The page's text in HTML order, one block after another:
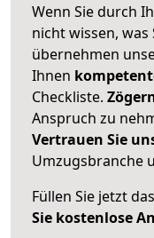
Wenn Sie durch
nicht wissen,
übernehmen
Ihnen
Checkliste.
Anspruch zu
Vertrauen Sie
Umzugsbranche
Füllen Sie jetzt
Sie kostenlose